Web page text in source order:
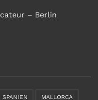
– Berlin
SPANIEN MALLORCA